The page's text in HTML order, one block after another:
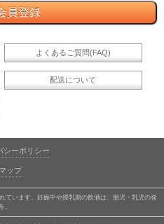
よくあるご質問(FAQ)
配送について
シーポリシー
ップ
ています。妊娠中や授乳期の飲酒は、胎児・乳児の発
。